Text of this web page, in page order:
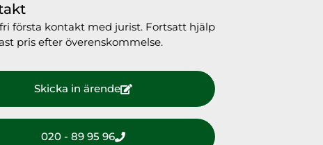
första kontakt med jurist. Fortsatt hjälp
pris efter överenskommelse.
Skicka in ärende
020 - 89 95 96